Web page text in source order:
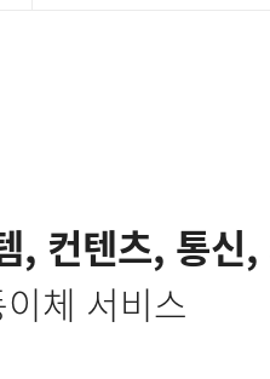
, 컨텐츠, 통신,
체 서비스